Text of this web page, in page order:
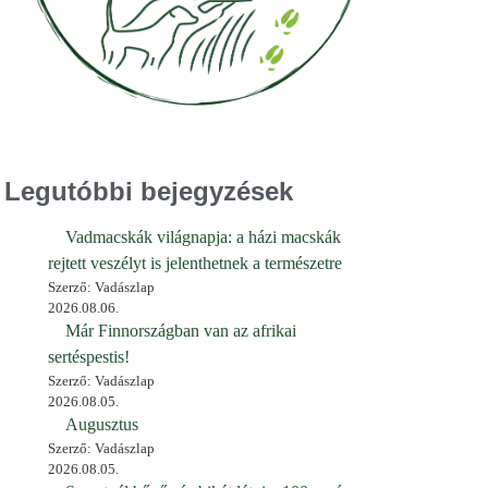
Legutóbbi bejegyzések
Vadmacskák világnapja: a házi macskák
rejtett veszélyt is jelenthetnek a természetre
Szerző: Vadászlap
2026.08.06.
Már Finnországban van az afrikai
sertéspestis!
Szerző: Vadászlap
2026.08.05.
Augusztus
Szerző: Vadászlap
2026.08.05.